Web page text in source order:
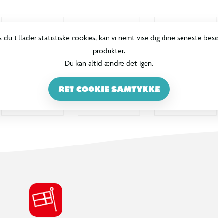
du tillader statistiske cookies, kan vi nemt vise dig dine seneste
produkter.
Du kan altid ændre det igen.
RET COOKIE SAMTYKKE